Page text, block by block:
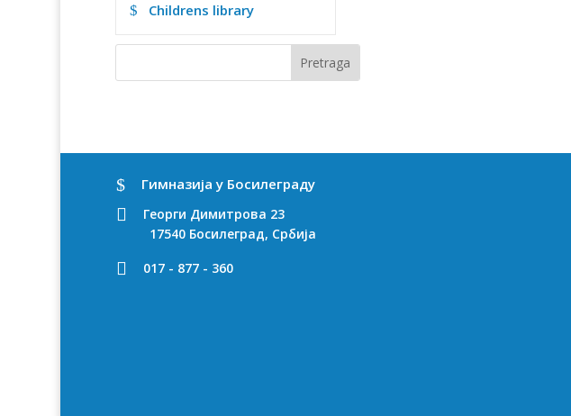
$ Childrens library
$ Гимназија у Босилеграду

Георги Димитрова 23
17540 Босилеград, Србија
 017 - 877 - 360